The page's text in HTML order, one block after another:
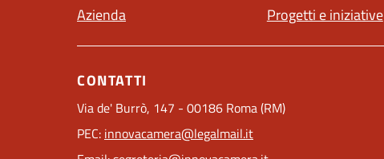
Azienda
Progetti e iniziative
CONTATTI
Via de' Burrò, 147 - 00186 Roma (RM)
PEC: innovacamera@legalmail.it